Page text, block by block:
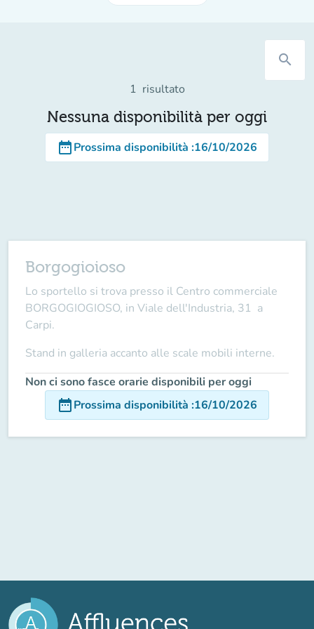
search
1 risultato
Nessuna disponibilità per oggi
date_rangeProssima disponibilità :16/10/2026
Borgogioioso
Lo sportello si trova presso il Centro commerciale
BORGOGIOGIOSO, in Viale dell'Industria, 31 a
Carpi.
Stand in galleria accanto alle scale mobili interne.
Non ci sono fasce orarie disponibili per oggi
date_rangeProssima disponibilità :16/10/2026